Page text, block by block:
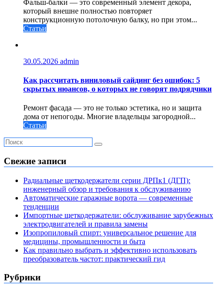
Фальш-балки — это современный элемент декора,
который внешне полностью повторяет
конструкционную потолочную балку, но при этом...
Статьи
30.05.2026 admin
Как рассчитать виниловый сайдинг без ошибок: 5
скрытых нюансов, о которых не говорят подрядчики
Ремонт фасада — это не только эстетика, но и защита
дома от непогоды. Многие владельцы загородной...
Статьи
Свежие записи
Радиальные щеткодержатели серии ДРПк1 (ДГП):
инженерный обзор и требования к обслуживанию
Автоматические гаражные ворота — современные
тенденции
Импортные щеткодержатели: обслуживание зарубежных
электродвигателей и правила замены
Изопропиловый спирт: универсальное решение для
медицины, промышленности и быта
Как правильно выбрать и эффективно использовать
преобразователь частот: практический гид
Рубрики